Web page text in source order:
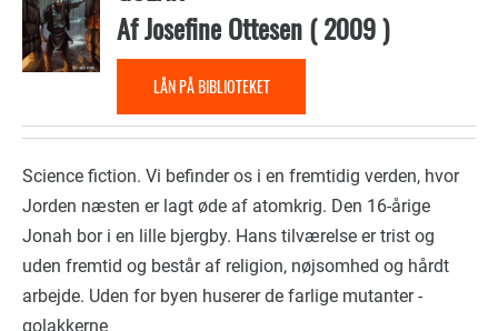
Temaer
AfJosefine Ottesen(2009)
LÅN PÅ BIBLIOTEKET
Science fiction. Vi befinder os i en fremtidig verden, hvor
Jorden næsten er lagt øde af atomkrig. Den 16-årige
Jonah bor i en lille bjergby. Hans tilværelse er trist og
uden fremtid og består af religion, nøjsomhed og hårdt
arbejde. Uden for byen huserer de farlige mutanter -
golakkerne